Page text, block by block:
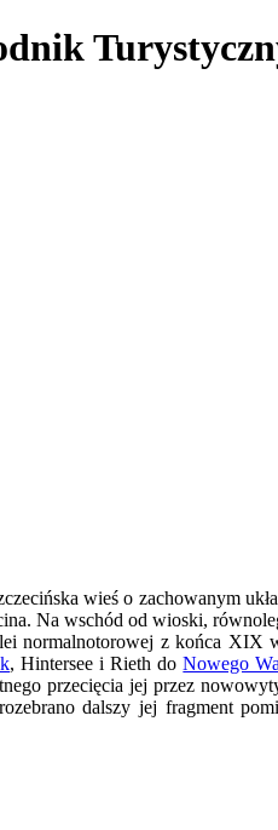
wieś o zachowanym
Na wschód od wioski,
normalnotorowej z końca XIX
, Hintersee i Rieth doNowego
przecięcia jej przez
dalszy jej fragment